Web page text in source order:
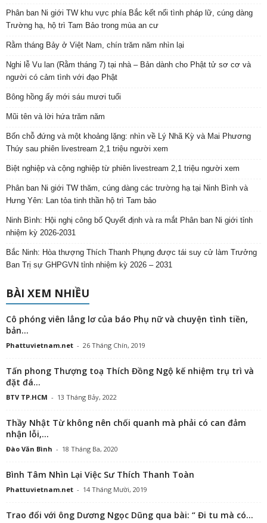
Phân ban Ni giới TW khu vực phía Bắc kết nối tình pháp lữ, cúng dàng
Trường hạ, hộ trì Tam Bảo trong mùa an cư
Rằm tháng Bảy ở Việt Nam, chín trăm năm nhìn lại
Nghi lễ Vu lan (Rằm tháng 7) tại nhà – Bản dành cho Phật tử sơ cơ và
người có cảm tình với đạo Phật
Bông hồng ấy mới sáu mươi tuổi
Mũi tên và lời hứa trăm năm
Bốn chỗ đứng và một khoảng lặng: nhìn về Lý Nhã Kỳ và Mai Phương
Thúy sau phiên livestream 2,1 triệu người xem
Biệt nghiệp và cộng nghiệp từ phiên livestream 2,1 triệu người xem
Phân ban Ni giới TW thăm, cúng dàng các trường hạ tại Ninh Bình và
Hưng Yên: Lan tỏa tinh thần hộ trì Tam bảo
Ninh Bình: Hội nghị công bố Quyết định và ra mắt Phân ban Ni giới tỉnh
nhiệm kỳ 2026-2031
Bắc Ninh: Hòa thượng Thích Thanh Phụng được tái suy cử làm Trưởng
Ban Trị sự GHPGVN tỉnh nhiệm kỳ 2026 – 2031
BÀI XEM NHIỀU
Cô phóng viên lẳng lơ của báo Phụ nữ và chuyện tình tiền,
bản...
Phattuvietnam.net - 26 Tháng Chín, 2019
Tấn phong Thượng toạ Thích Đồng Ngộ kế nhiệm trụ trì và
đặt đá...
BTV TP.HCM - 13 Tháng Bảy, 2022
Thầy Nhật Từ không nên chối quanh mà phải có can đảm
nhận lỗi,...
Đào Văn Bình - 18 Tháng Ba, 2020
Bình Tâm Nhìn Lại Việc Sư Thích Thanh Toàn
Phattuvietnam.net - 14 Tháng Mười, 2019
Trao đổi với ông Dương Ngọc Dũng qua bài: “ Đi tu mà có...